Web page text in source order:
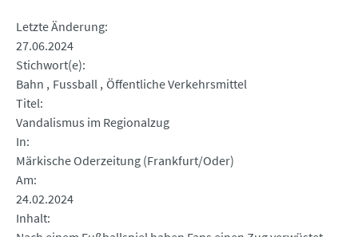
Letzte Änderung
27.06.2024
Stichwort(e)
Bahn
Fussball Öffentliche Verkehrsmittel
Titel
Vandalismus im Regionalzug
In
Märkische Oderzeitung (Frankfurt/Oder)
Am
24.02.2024
Inhalt